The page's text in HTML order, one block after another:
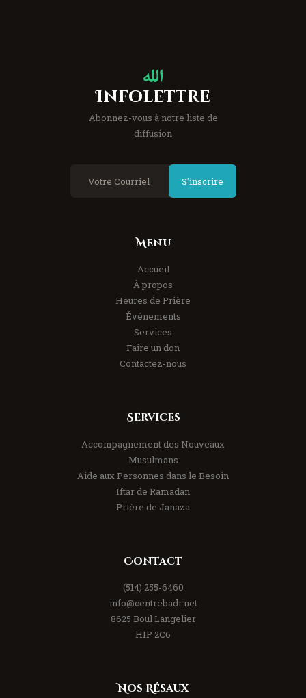
Infolettre
Abonnez-vous à notre liste de
diffusion
S'inscrire
Menu
Accueil
À propos
Heures de Prière
Événements
Services
Faire un don
Contactez-nous
Services
Accompagnement des Nouveaux
Musulmans
Aide aux Personnes dans le Besoin
Iftar de Ramadan
Prière de Janaza
Contact
(514) 255-6460
info@centrebadr.net
8625 Boul Langelier
H1P 2C6
Nos Résaux